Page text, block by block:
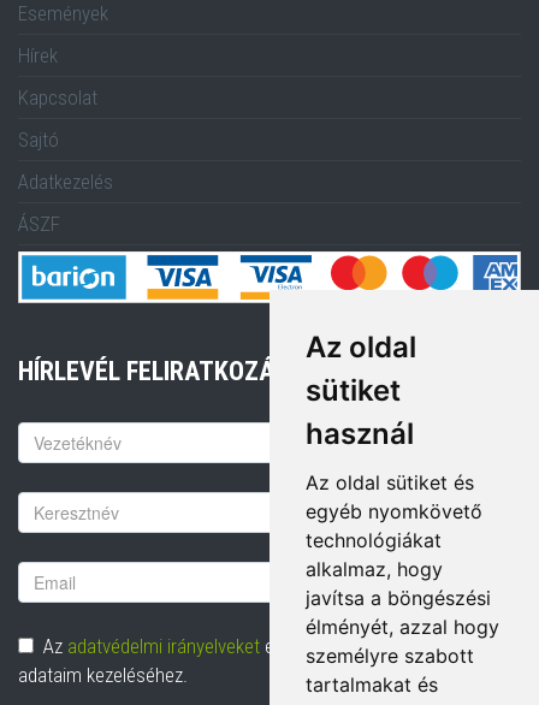
Az oldal
sütiket
használ
Az oldal sütiket és
egyéb nyomkövető
technológiákat
alkalmaz, hogy
javítsa a böngészési
élményét, azzal hogy
személyre szabott
tartalmakat és
Események
Hírek
Kapcsolat
Sajtó
Adatkezelés
ÁSZF
HÍRLEVÉL FELIRATKOZÁS
Keresztnév
Vezetéknév
Email
cím
Adatvédelem
Az adatvédelmi irányelveket elolvastam és hozzájárulok
adataim kezeléséhez.